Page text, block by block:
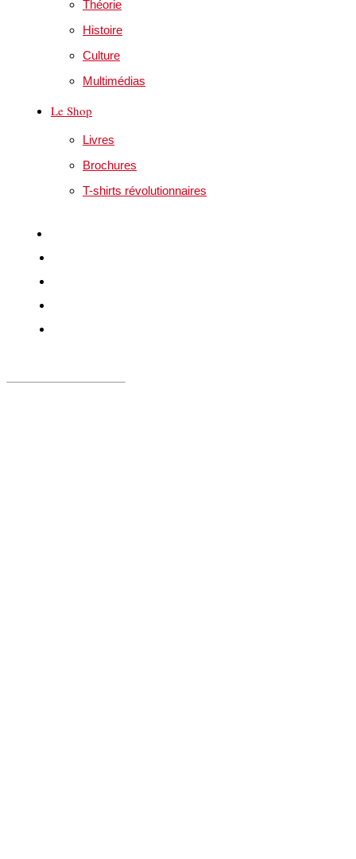
Théorie
Histoire
Culture
Multimédias
Le Shop
Livres
Brochures
T-shirts révolutionnaires